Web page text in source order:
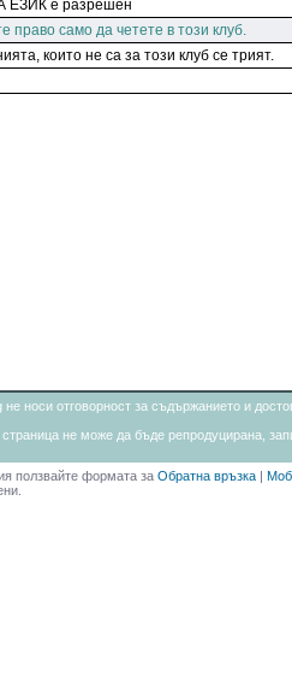
ЕЗИК е разрешен
право само да четете в този клуб.
които не са за този клуб се трият.
носи отговорност за съдържанието и
не може да бъде репродуцирана,
ползвайте формата за Обратна връзка |